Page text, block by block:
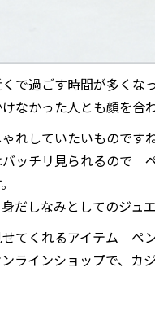
で過ごす時間が多くな
なかった人とも顔を合
れしていたいものですね
ッチリ見られるので
だしなみとしてのジュ
てくれるアイテム ペン
ラインショップで、カ